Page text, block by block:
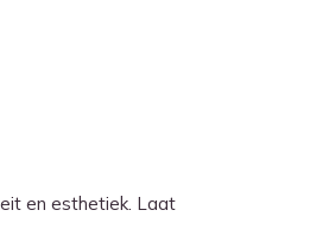
en esthetiek. Laat